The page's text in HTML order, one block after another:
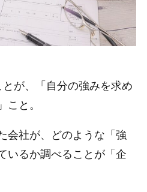
が、「自分の強みを求め
こと。
会社が、どのような「強
いるか調べることが「企